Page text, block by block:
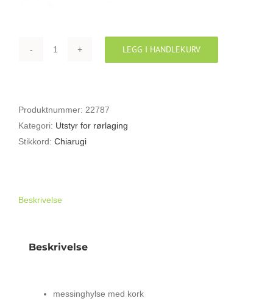
LEGG I HANDLEKURV
Produktnummer: 22787
Kategori: Utstyr for rørlaging
Stikkord: Chiarugi
Beskrivelse
Beskrivelse
messinghylse med kork